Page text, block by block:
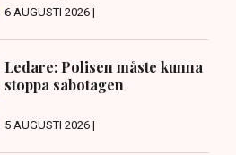
6 AUGUSTI 2026 |
Ledare: Polisen måste kunna
stoppa sabotagen
5 AUGUSTI 2026 |